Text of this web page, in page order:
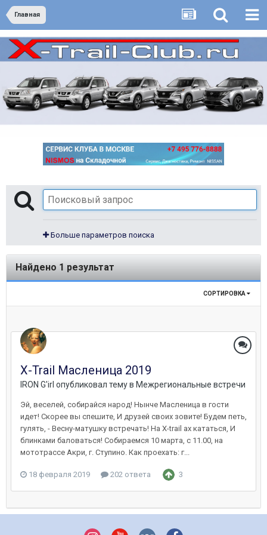
Главная
Больше параметров поиска
Найдено 1 результат
СОРТИРОВКА
X-Trail Масленица 2019
IRON G'irl опубликовал тему в Межрегиональные встречи
Эй, веселей, собирайся народ! Нынче Масленица в гости
идет! Скорее вы спешите, И друзей своих зовите! Будем петь,
гулять, - Весну-матушку встречать! На X-trail ах кататься, И
блинками баловаться! Собираемся 10 марта, с 11.00, на
мототрассе Акри, г. Ступино. Как проехать: г...
18 февраля 2019 202 ответа 3